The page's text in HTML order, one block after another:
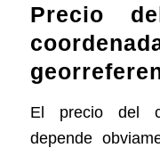
Precio
El precio del
depende